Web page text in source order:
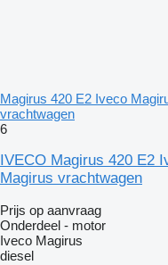
Magirus 420 E2 Iveco
vrachtwagen
6
IVECO Magirus 420 E2
Magirus vrachtwagen
Prijs op aanvraag
Onderdeel - motor
Iveco Magirus
diesel